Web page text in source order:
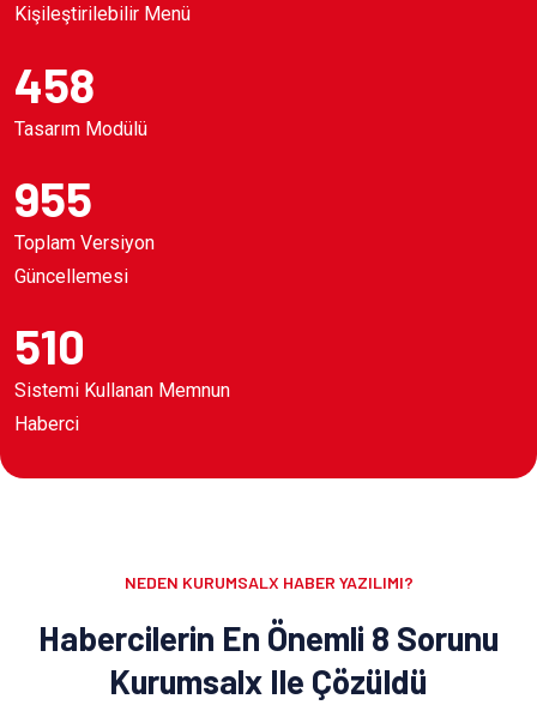
Kişileştirilebilir Menü
458
Tasarım Modülü
955
Toplam Versiyon
Güncellemesi
510
Sistemi Kullanan Memnun
Haberci
NEDEN KURUMSALX HABER YAZILIMI?
Habercilerin En Önemli 8 Sorunu
Kurumsalx Ile Çözüldü